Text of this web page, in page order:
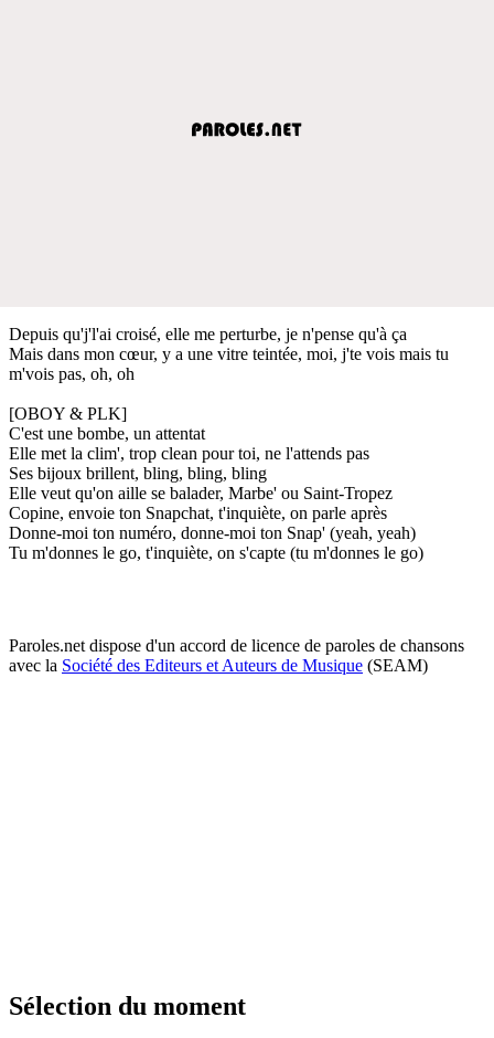
Depuis qu'j'l'ai croisé, elle me perturbe, je n'pense qu'à ça
Mais dans mon cœur, y a une vitre teintée, moi, j'te vois mais tu
m'vois pas, oh, oh
[OBOY & PLK]
C'est une bombe, un attentat
Elle met la clim', trop clean pour toi, ne l'attends pas
Ses bijoux brillent, bling, bling, bling
Elle veut qu'on aille se balader, Marbe' ou Saint-Tropez
Copine, envoie ton Snapchat, t'inquiète, on parle après
Donne-moi ton numéro, donne-moi ton Snap' (yeah, yeah)
Tu m'donnes le go, t'inquiète, on s'capte (tu m'donnes le go)
Paroles.net dispose d'un accord de licence de paroles de chansons
avec la Société des Editeurs et Auteurs de Musique (SEAM)
Sélection du moment